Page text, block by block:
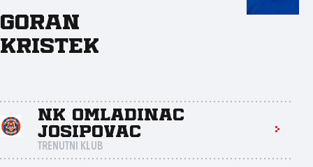
Goran
Kristek
NK Omladinac
Josipovac
TRENUTNI KLUB